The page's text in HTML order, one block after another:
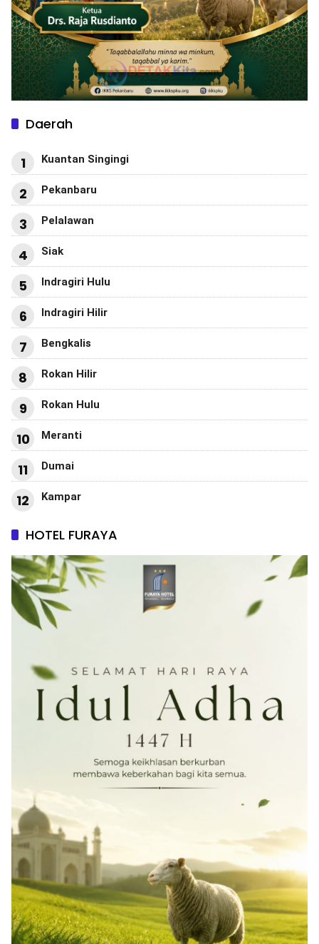
Daerah
1 Kuantan Singingi
2 Pekanbaru
3 Pelalawan
4 Siak
5 Indragiri Hulu
6 Indragiri Hilir
7 Bengkalis
8 Rokan Hilir
9 Rokan Hulu
10 Meranti
11 Dumai
12 Kampar
HOTEL FURAYA